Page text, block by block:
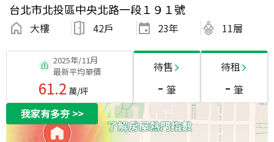
台北市北投區中央北路一段１９１號
大樓 42戶 23年 11層
2025年/11月
最新平均單價
61.2 萬/坪
待售
- 筆
待租
- 筆
我家有多夯>>